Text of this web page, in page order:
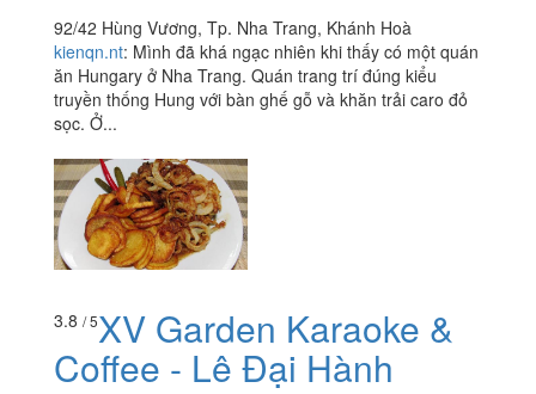
92/42 Hùng Vương, Tp. Nha Trang, Khánh Hoà
kienqn.nt: Mình đã khá ngạc nhiên khi thấy có một quán
ăn Hungary ở Nha Trang. Quán trang trí đúng kiểu
truyền thống Hung với bàn ghế gỗ và khăn trải caro đỏ
sọc. Ở...
3.8 / 5XV Garden Karaoke &
Coffee - Lê Đại Hành